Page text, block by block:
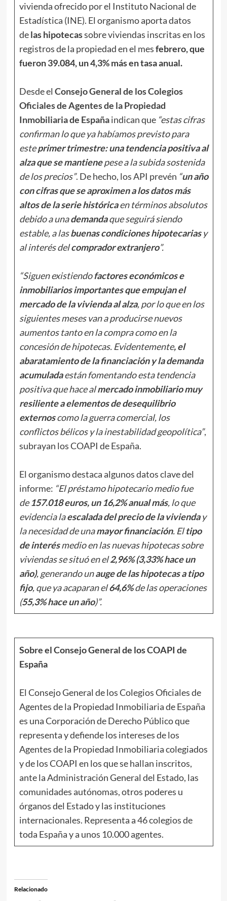
vivienda ofrecido por el Instituto Nacional de
Estadística (INE). El organismo aporta datos
delas hipotecassobre viviendas inscritas en los
registros de la propiedad en el mesfebrero, que
fueron 39.084, un 4,3% más en tasa anual.
Desde el Consejo General de los Colegios
Oficiales de Agentes de la Propiedad
Inmobiliaria de Españaindican que “estas cifras
confirman lo que ya habíamos previsto para
esteprimer trimestre: una tendencia positiva al
alza que se mantienepese a la subida sostenida
de los precios”. De hecho, los API prevén “un año
con cifras que se aproximen a los datos más
altos de la serie históricaen términos absolutos
debido a unademandaque seguirá siendo
estable, a lasbuenas condiciones hipotecariasy
al interés delcomprador extranjero”.
“Siguen existiendofactores económicos e
inmobiliarios importantes que empujan el
mercado de la vivienda al alza, por lo que en los
siguientes meses van a producirse nuevos
aumentos tanto en la compra como en la
concesión de hipotecas. Evidentemente, el
abaratamiento de la financiación y la demanda
acumuladaestán fomentando esta tendencia
positiva que hace almercado inmobiliario muy
resiliente a elementos de desequilibrio
externoscomo la guerra comercial, los
conflictos bélicos y la inestabilidad geopolítica”,
subrayan los COAPI de España.
El organismo destaca algunos datos clave del
informe: “El préstamo hipotecario medio fue
de157.018 euros, un 16,2% anual más, lo que
evidencia laescalada del precio de la vivienday
la necesidad de unamayor financiación. Eltipo
de interésmedio en las nuevas hipotecas sobre
viviendas se situó en el2,96% (3,33% hace un
año), generando unauge de las hipotecas a tipo
fijo, que ya acaparan el64,6%de las operaciones
(55,3% hace un año)”.
Sobre el Consejo General de los COAPI de
España
El Consejo General de los Colegios Oficiales de
Agentes de la Propiedad Inmobiliaria de España
es una Corporación de Derecho Público que
representa y defiende los intereses de los
Agentes de la Propiedad Inmobiliaria colegiados
y de los COAPI en los que se hallan inscritos,
ante la Administración General del Estado, las
comunidades autónomas, otros poderes u
órganos del Estado y las instituciones
internacionales. Representa a 46 colegios de
toda España y a unos 10.000 agentes.
Relacionado